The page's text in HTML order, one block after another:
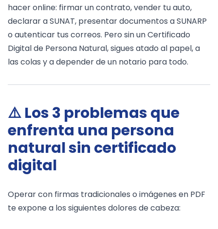
hacer online: firmar un contrato, vender tu auto,
declarar a SUNAT, presentar documentos a SUNARP
o autenticar tus correos. Pero sin un Certificado
Digital de Persona Natural, sigues atado al papel, a
las colas y a depender de un notario para todo.
⚠️ Los 3 problemas que
enfrenta una persona
natural sin certificado
digital
Operar con firmas tradicionales o imágenes en PDF
te expone a los siguientes dolores de cabeza: